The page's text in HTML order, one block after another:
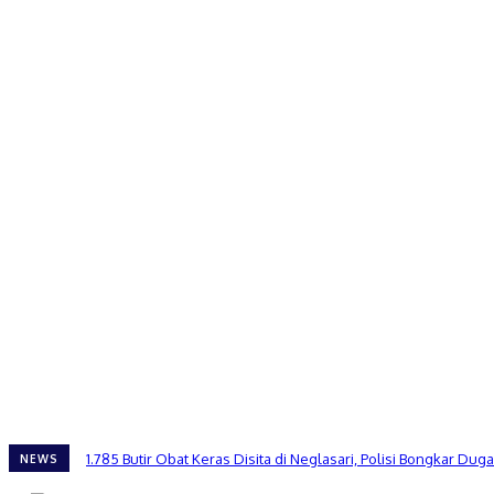
NEWS 1.785 Butir Obat Keras Disita di Neglasari, Polisi Bongkar